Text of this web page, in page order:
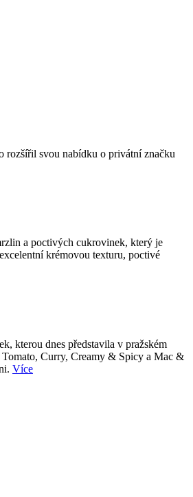
rozšířil svou nabídku o privátní značku
a poctivých cukrovinek, který je
krémovou texturu, poctivé
kterou dnes představila v pražském
Curry, Creamy & Spicy a Mac &
Více